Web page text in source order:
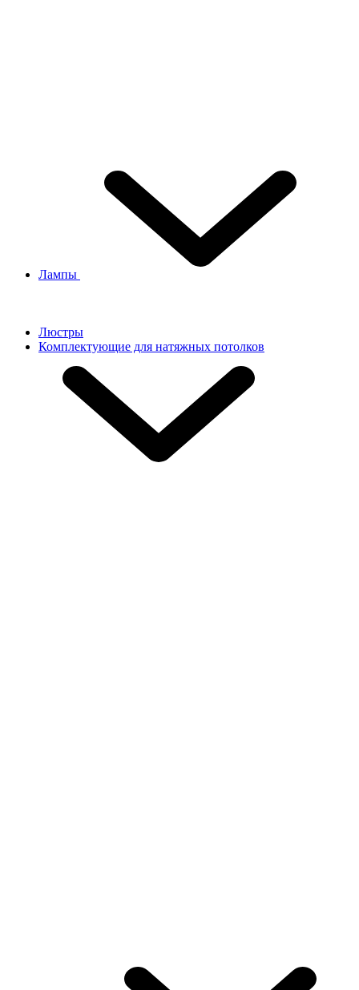
Лампы
Люстры
Комплектующие для натяжных потолков